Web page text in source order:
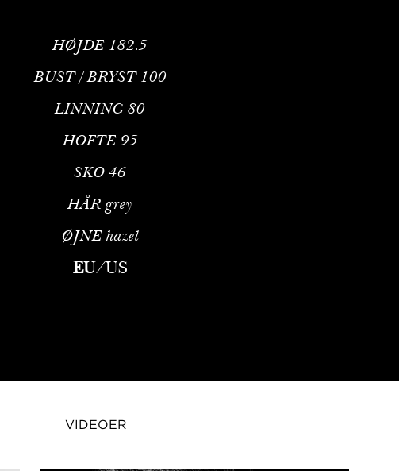
HØJDE 182.5
BUST / BRYST 100
LINNING 80
HOFTE 95
SKO 46
HÅR grey
ØJNE hazel
EU/US
VIDEOER